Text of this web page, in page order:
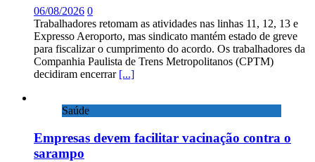
06/08/2026 0
Trabalhadores retomam as atividades nas linhas 11, 12, 13 e
Expresso Aeroporto, mas sindicato mantém estado de greve
para fiscalizar o cumprimento do acordo. Os trabalhadores da
Companhia Paulista de Trens Metropolitanos (CPTM)
decidiram encerrar [...]
Saúde
Empresas devem facilitar vacinação contra o
sarampo